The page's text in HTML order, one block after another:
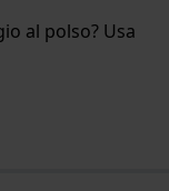
al polso? Usa